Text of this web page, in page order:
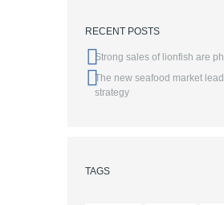
RECENT POSTS
Strong sales of lionfish are
The new seafood market
strategy
TAGS